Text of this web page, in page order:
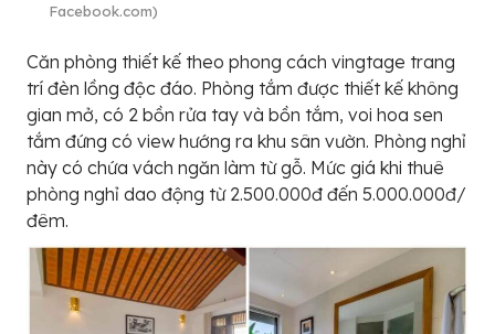
Facebook.com)
Căn phòng thiết kế theo phong cách vingtage trang
trí đèn lồng độc đáo. Phòng tắm được thiết kế không
gian mở, có 2 bồn rửa tay và bồn tắm, voi hoa sen
tắm đứng có view hướng ra khu sân vườn. Phòng nghỉ
này có chứa vách ngăn làm từ gỗ. Mức giá khi thuê
phòng nghỉ dao động từ 2.500.000đ đến 5.000.000đ/
đêm.